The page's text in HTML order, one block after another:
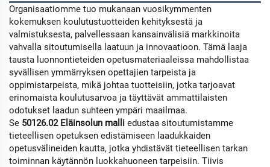
Organisaatiomme tuo mukanaan vuosikymmenten
kokemuksen koulutustuotteiden kehityksestä ja
valmistuksesta, palvellessaan kansainvälisiä markkinoita
vahvalla sitoutumisella laatuun ja innovaatioon. Tämä laaja
tausta luonnontieteiden opetusmateriaaleissa mahdollistaa
syvällisen ymmärryksen opettajien tarpeista ja
oppimistarpeista, mikä johtaa tuotteisiin, jotka tarjoavat
erinomaista koulutusarvoa ja täyttävät ammattilaisten
odotukset laadun suhteen ympäri maailmaa.
Se 50126.02 Eläinsolun malli edustaa sitoutumistamme
tieteellisen opetuksen edistämiseen laadukkaiden
opetusvälineiden kautta, jotka yhdistävät tieteellisen tarkan
toiminnan käytännön luokkahuoneen tarpeisiin. Tiivis